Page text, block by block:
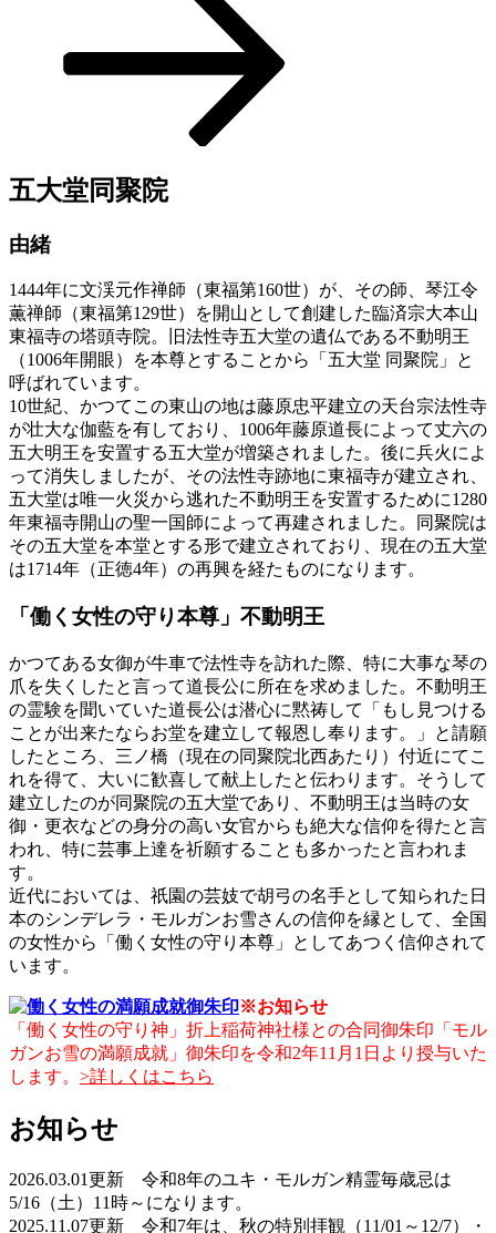
五大堂同聚院
由緒
1444年に文渓元作禅師（東福第160世）が、その師、琴江令
薫禅師（東福第129世）を開山として創建した臨済宗大本山
東福寺の塔頭寺院。旧法性寺五大堂の遺仏である不動明王
（1006年開眼）を本尊とすることから「五大堂 同聚院」と
呼ばれています。
10世紀、かつてこの東山の地は藤原忠平建立の天台宗法性寺
が壮大な伽藍を有しており、1006年藤原道長によって丈六の
五大明王を安置する五大堂が増築されました。後に兵火によ
って消失しましたが、その法性寺跡地に東福寺が建立され、
五大堂は唯一火災から逃れた不動明王を安置するために1280
年東福寺開山の聖一国師によって再建されました。同聚院は
その五大堂を本堂とする形で建立されており、現在の五大堂
は1714年（正徳4年）の再興を経たものになります。
「働く女性の守り本尊」不動明王
かつてある女御が牛車で法性寺を訪れた際、特に大事な琴の
爪を失くしたと言って道長公に所在を求めました。不動明王
の霊験を聞いていた道長公は潜心に黙祷して「もし見つける
ことが出来たならお堂を建立して報恩し奉ります。」と請願
したところ、三ノ橋（現在の同聚院北西あたり）付近にてこ
れを得て、大いに歓喜して献上したと伝わります。そうして
建立したのが同聚院の五大堂であり、不動明王は当時の女
御・更衣などの身分の高い女官からも絶大な信仰を得たと言
われ、特に芸事上達を祈願することも多かったと言われま
す。
近代においては、祇園の芸妓で胡弓の名手として知られた日
本のシンデレラ・モルガンお雪さんの信仰を縁として、全国
の女性から「働く女性の守り本尊」としてあつく信仰されて
います。
※お知らせ
「働く女性の守り神」折上稲荷神社様との合同御朱印「モル
ガンお雪の満願成就」御朱印を令和2年11月1日より授与いた
します。 >詳しくはこちら
お知らせ
2026.03.01更新 令和8年のユキ・モルガン精霊毎歳忌は
5/16（土）11時～になります。
2025.11.07更新 令和7年は、秋の特別拝観（11/01～12/7）・